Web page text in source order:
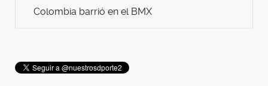
Colombia barrió en el BMX